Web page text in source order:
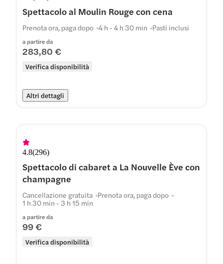
Spettacolo al Moulin Rouge con cena
a partire da
283,80 €
Verifica disponibilità
Prenota ora, paga dopo 4 h - 4 h 30 min Pasti inclusi
Altri dettagli
4.8(296)
Spettacolo di cabaret a La Nouvelle Ève con
champagne
a partire da
99 €
Verifica disponibilità
Cancellazione gratuita Prenota ora, paga dopo
1 h 30 min - 3 h 15 min